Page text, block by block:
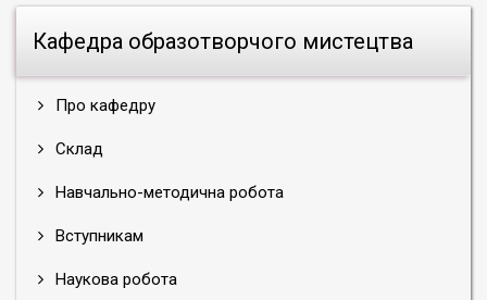
Кафедра образотворчого мистецтва
Про кафедру
Склад
Навчально-методична робота
Вступникам
Наукова робота